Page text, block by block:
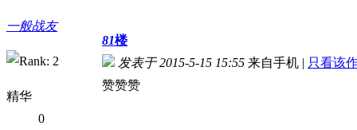
一般战友
精华
0
81楼
发表于 2015-5-15 15:55 来自手机 | 只看该
赞赞赞